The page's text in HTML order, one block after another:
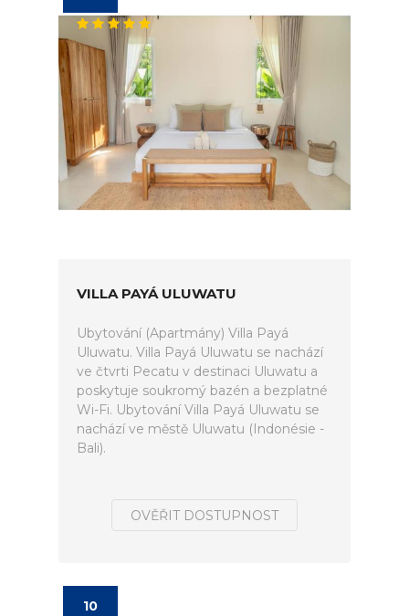
VILLA PAYÁ ULUWATU
Ubytování (Apartmány) Villa Payá
Uluwatu. Villa Payá Uluwatu se nachází
ve čtvrti Pecatu v destinaci Uluwatu a
poskytuje soukromý bazén a bezplatné
Wi-Fi. Ubytování Villa Payá Uluwatu se
nachází ve městě Uluwatu (Indonésie -
Bali).
OVĚŘIT DOSTUPNOST
10